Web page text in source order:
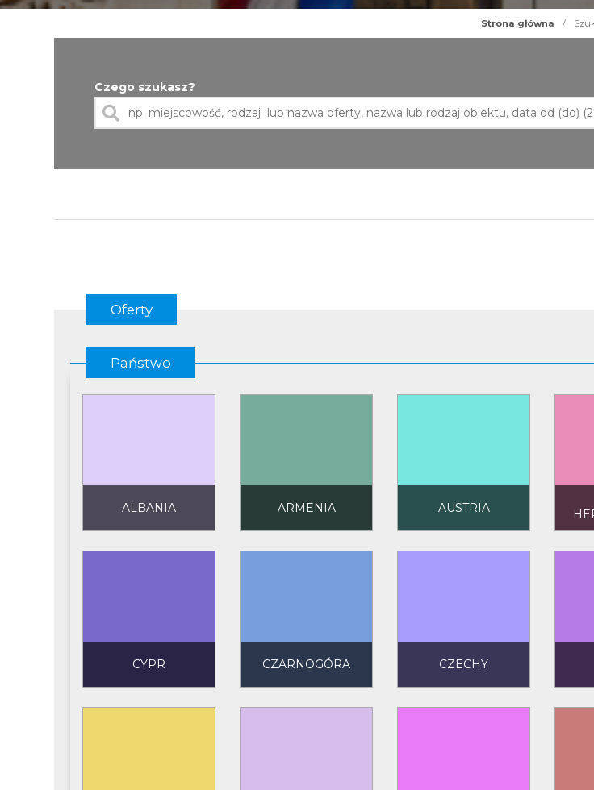
Strona główna /
Czego szukasz?
Oferty
Państwo
ALBANIA ARMENIA AUSTRIA
CYPR CZARNOGÓRA CZECHY